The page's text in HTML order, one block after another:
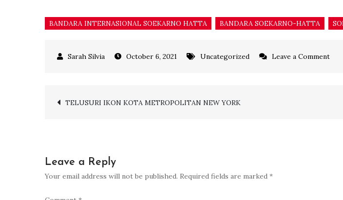
BANDARA INTERNASIONAL SOEKARNO HATTA BANDARA SOEKARNO-HATTA
October 6, 2021 Uncategorized Leave a Commenton
Post
TELUSURI IKON KOTA METROPOLITAN NEW YORK
Leave a Reply
Your email address will not be published. Required fields are marked *